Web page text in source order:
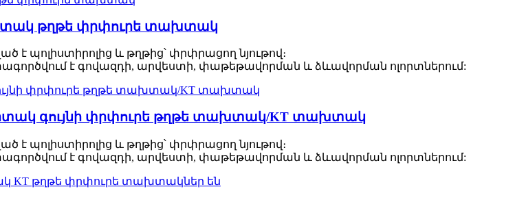
թղթե փրփուրե տախտակ
պոլիստիրոլից և թղթից՝ փրփրացող նյութով։
է գովազդի, արվեստի, փաթեթավորման և ձևավորման ոլորտներում:
գույնի փրփուրե թղթե տախտակ/KT տախտակ
պոլիստիրոլից և թղթից՝ փրփրացող նյութով։
է գովազդի, արվեստի, փաթեթավորման և ձևավորման ոլորտներում: